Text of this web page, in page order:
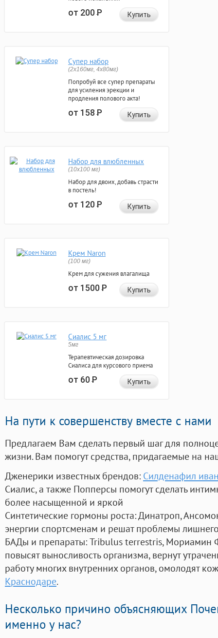
от 200Р Купить
Супер набор
(2х160мг, 4х80мг)
Попробуй все супер препараты
для усиления эрекции и
продления полового акта!
от 158Р Купить
Набор для влюбленных
(10х100 мг)
Набор для двоих, добавь страсти
в постель!
от 120Р Купить
Крем Naron
(100 мг)
Крем для сужения влагалища
от 1500Р Купить
Сиалис 5 мг
5мг
Терапевтическая дозировка
Сиалиса для курсового приема
от 60Р Купить
На пути к совершенству вместе с нами
Предлагаем Вам сделать первый шаг для
жизни. Вам помогут средства, придагаемые на
Дженерики известных брендов: Силденафил
Сиалис, а также Попперсы помогут сделать
более насыщенной и яркой
Синтетические гормоны роста: Динатроп,
энергии спортсменам и решат проблемы
БАДы и препараты:Tribulus terrestris, Мориамин
повысят выносливость организма, вернут
работу многих внутренних органов, омолодят
Краснодаре.
Несколько причино объясняющих
именно у нас?